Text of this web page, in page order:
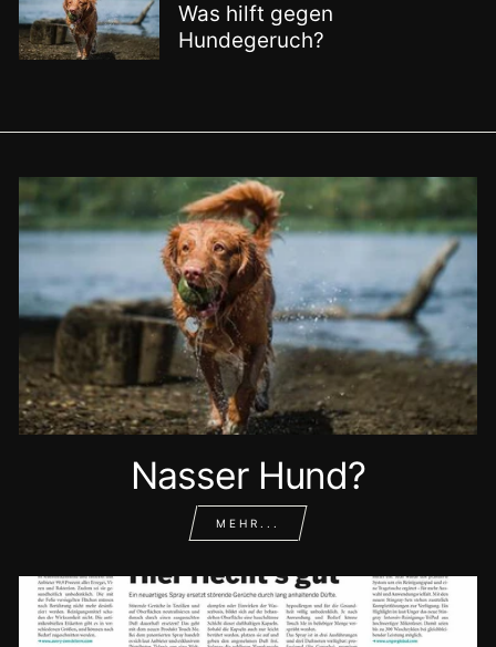
Was hilft gegen
Hundegeruch?
Nasser Hund?
MEHR...